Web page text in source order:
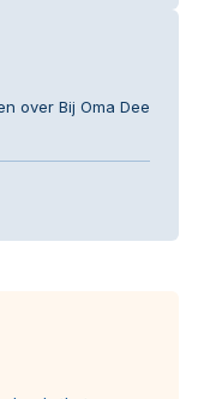
over Bij Oma Dee